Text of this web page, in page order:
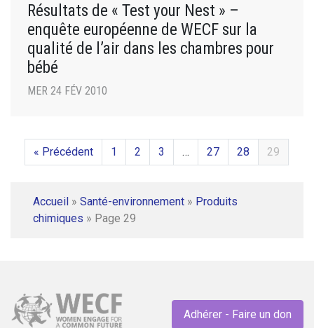
Résultats de « Test your Nest » –
enquête européenne de WECF sur la
qualité de l’air dans les chambres pour
bébé
MER 24 FÉV 2010
« Précédent 1 2 3 … 27 28 29
Accueil » Santé-environnement » Produits
chimiques » Page 29
Adhérer - Faire un don